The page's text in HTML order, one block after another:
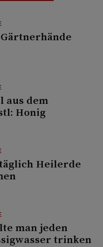
aus dem
Honig
Heilerde
man jeden
trinken